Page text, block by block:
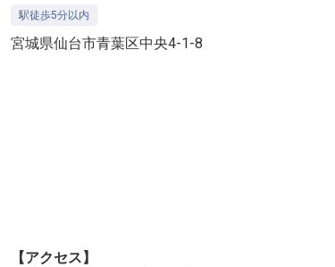
駅徒歩5分以内
宮城県仙台市青葉区中央4-1-8
【アクセス】